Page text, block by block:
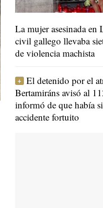
La mujer asesinada en
civil gallego llevaba
de violencia machista
El detenido por el
Bertamiráns avisó al
informó de que había
accidente fortuito